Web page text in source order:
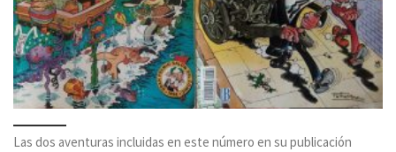
Las dos aventuras incluidas en este número en su publicación